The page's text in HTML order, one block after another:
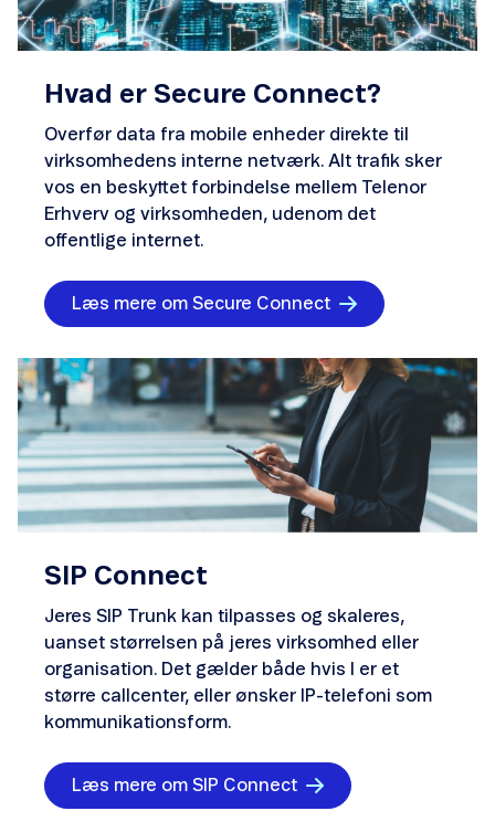
Hvad er Secure Connect?
Overfør data fra mobile enheder direkte til
virksomhedens interne netværk. Alt trafik sker
vos en beskyttet forbindelse mellem Telenor
Erhverv og virksomheden, udenom det
offentlige internet.
Læs mere om Secure Connect
SIP Connect
Jeres SIP Trunk kan tilpasses og skaleres,
uanset størrelsen på jeres virksomhed eller
organisation. Det gælder både hvis I er et
større callcenter, eller ønsker IP-telefoni som
kommunikationsform.
Læs mere om SIP Connect